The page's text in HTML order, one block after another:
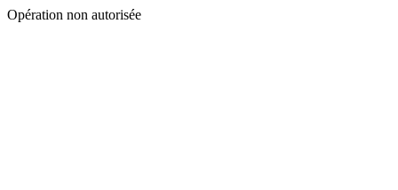
Opération non autorisée